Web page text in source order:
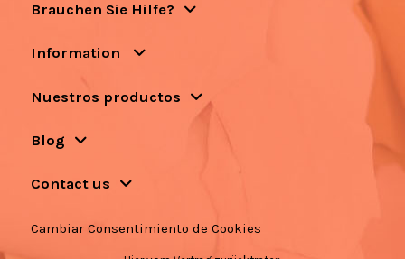
Brauchen Sie Hilfe?
Information
Nuestros productos
Blog
Contact us
Cambiar Consentimiento de Cookies